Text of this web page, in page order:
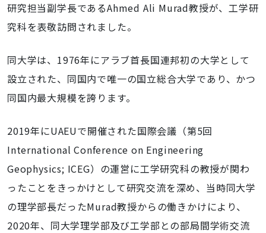
研究担当副学長であるAhmed Ali Murad教授が、工学研
究科を表敬訪問されました。
同大学は、 1976年にアラブ首長国連邦初の大学として
設立された、同国内で唯一の国立総合大学であり、かつ
同国内最大規模を誇ります。
2019年にUAEUで開催された国際会議（第5回
International Conference on Engineering
Geophysics; ICEG）の運営に工学研究科の教授が関わ
ったことをきっかけとして研究交流を深め、当時同大学
の理学部長だったMurad教授からの働きかけにより、
2020年、同大学理学部及び工学部との部局間学術交流